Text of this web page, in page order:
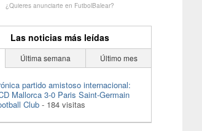
¿Quieres anunciarte en FutbolBalear?
Las noticias más leídas
Última semana Último mes
partido amistoso internacional:
Mallorca 3-0 Paris Saint-Germain
Club - 184 visitas